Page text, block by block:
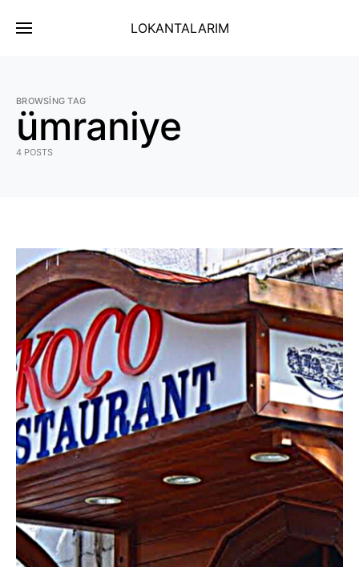
LOKANTALARIM
BROWSING TAG
ümraniye
4 POSTS